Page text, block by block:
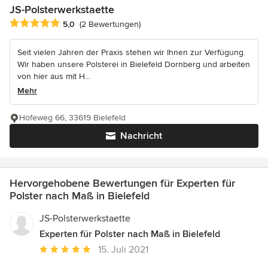
JS-Polsterwerkstaette
Durchschnittliche Bewertung: 5 von 5 Sternen
5,0 (2 Bewertungen)
Seit vielen Jahren der Praxis stehen wir Ihnen zur Verfügung.
Wir haben unsere Polsterei in Bielefeld Dornberg und arbeiten
von hier aus mit H...
Mehr
Nachricht
Höfeweg 66, 33619 Bielefeld
Hervorgehobene Bewertungen für Experten für
Polster nach Maß in Bielefeld
JS-Polsterwerkstaette
Experten für Polster nach Maß in Bielefeld
Durchschnittliche15. Juli 2021